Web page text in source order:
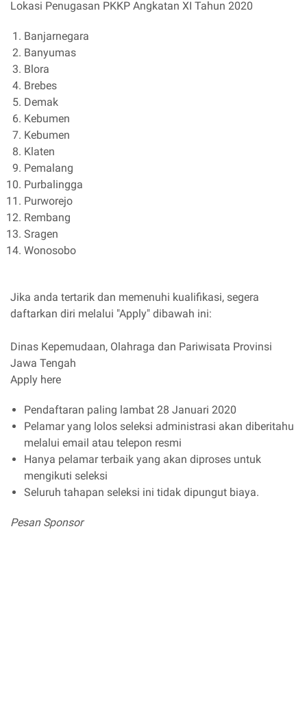
Lokasi Penugasan PKKP Angkatan XI Tahun 2020
Banjarnegara
Banyumas
Blora
Brebes
Demak
Kebumen
Kebumen
Klaten
Pemalang
Purbalingga
Purworejo
Rembang
Sragen
Wonosobo
Jika anda tertarik dan memenuhi kualifikasi, segera
daftarkan diri melalui "Apply" dibawah ini:
Dinas Kepemudaan, Olahraga dan Pariwisata Provinsi
Jawa Tengah
Apply here
Pendaftaran paling lambat 28 Januari 2020
Pelamar yang lolos seleksi administrasi akan diberitahu
melalui email atau telepon resmi
Hanya pelamar terbaik yang akan diproses untuk
mengikuti seleksi
Seluruh tahapan seleksi ini tidak dipungut biaya.
Pesan Sponsor